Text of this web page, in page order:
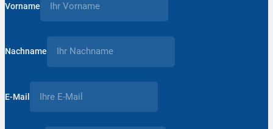
Vorname
Nachname
E-Mail